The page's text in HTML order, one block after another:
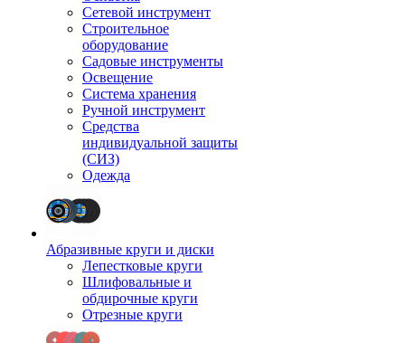
Сетевой инструмент
Строительное
оборудование
Садовые инструменты
Освещение
Система хранения
Ручной инструмент
Средства
индивидуальной защиты
(СИЗ)
Одежда
Абразивные круги и диски
Лепестковые круги
Шлифовальные и
обдирочные круги
Отрезные круги